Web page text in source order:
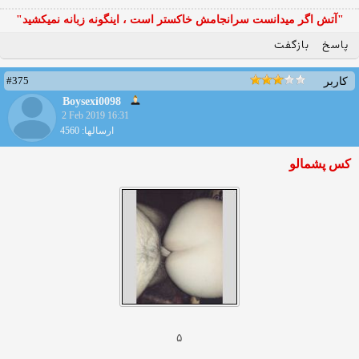
"آتش اگر ميدانست سرانجامش خاكستر است ، اينگونه زبانه نميكشيد"
پاسخ بازگفت
کاربر
#375
Boysexi0098
2 Feb 2019 16:31
ارسالها: 4560
کس پشمالو
۵